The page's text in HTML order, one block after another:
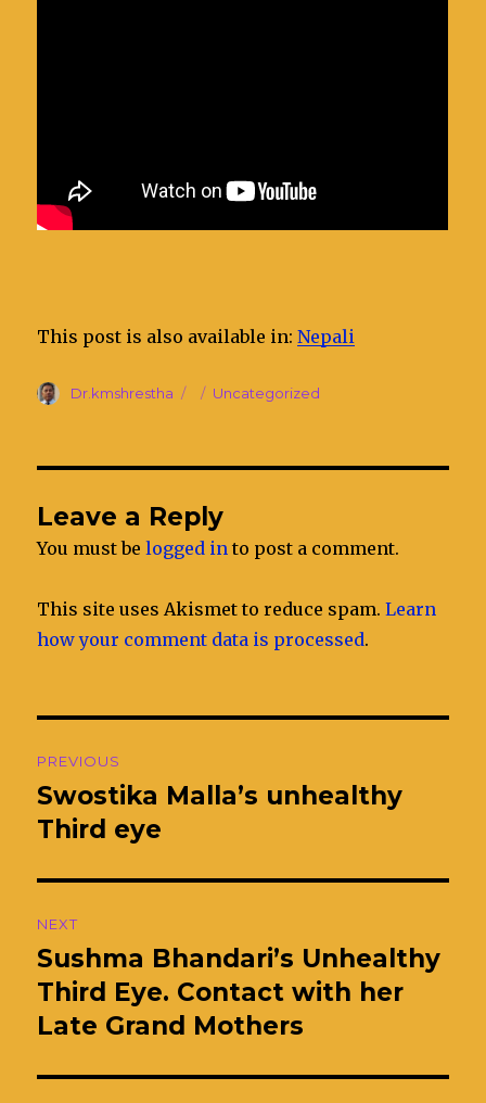
This post is also available in:Nepali
Author
Dr.kmshrestha
Posted
Categories
Uncategorized
Leave a Reply
You must belogged in to post a comment.
This site uses Akismet to reduce spam.Learn
how your comment data is processed.
navigation
PREVIOUS
Previous
post:
Swostika Malla’s unhealthy
Third eye
NEXT
Next
post:
Sushma Bhandari’s Unhealthy
Third Eye. Contact with her
Late Grand Mothers